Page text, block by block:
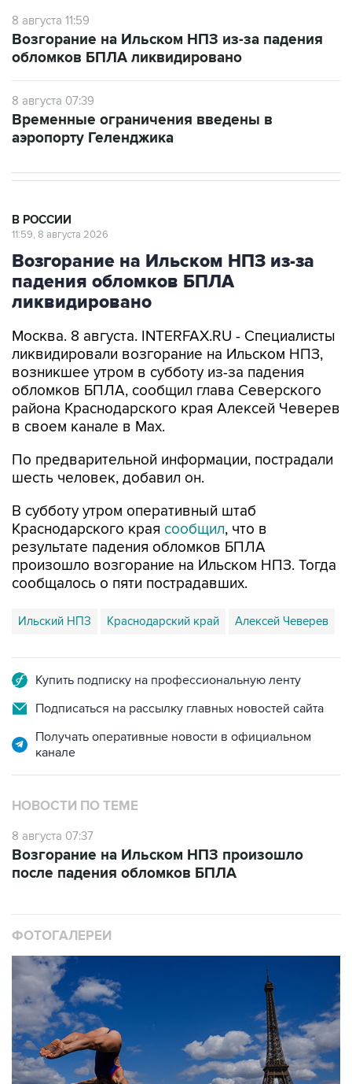
8 августа 11:59
Возгорание на Ильском НПЗ из-за падения
обломков БПЛА ликвидировано
8 августа 07:39
Временные ограничения введены в
аэропорту Геленджика
В РОССИИ
11:59, 8 августа 2026
Возгорание на Ильском НПЗ из-за
падения обломков БПЛА
ликвидировано
Москва. 8 августа. INTERFAX.RU - Специалисты
ликвидировали возгорание на Ильском НПЗ,
возникшее утром в субботу из-за падения
обломков БПЛА, сообщил глава Северского
района Краснодарского края Алексей Чеверев
в своем канале в Max.
По предварительной информации, пострадали
шесть человек, добавил он.
В субботу утром оперативный штаб
Краснодарского края сообщил, что в
результате падения обломков БПЛА
произошло возгорание на Ильском НПЗ. Тогда
сообщалось о пяти пострадавших.
Ильский НПЗ Краснодарский край Алексей Чеверев
Купить подписку на профессиональную ленту
Подписаться на рассылку главных новостей сайта
Получать оперативные новости в официальном
канале
НОВОСТИ ПО ТЕМЕ
8 августа 07:37
Возгорание на Ильском НПЗ произошло
после падения обломков БПЛА
ФОТОГАЛЕРЕИ